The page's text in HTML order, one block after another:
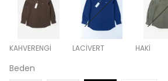
KAHVERENGİ LACİVERT HAKİ
Beden